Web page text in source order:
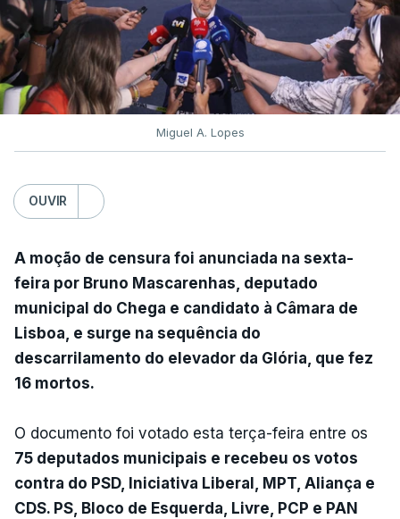
Miguel A. Lopes
OUVIR
A moção de censura foi anunciada na sexta-
feira por Bruno Mascarenhas, deputado
municipal do Chega e candidato à Câmara de
Lisboa, e surge na sequência do
descarrilamento do elevador da Glória, que fez
16 mortos.
O documento foi votado esta terça-feira entre os
75 deputados municipais e recebeu os votos
contra do PSD, Iniciativa Liberal, MPT, Aliança e
CDS. PS, Bloco de Esquerda, Livre, PCP e PAN